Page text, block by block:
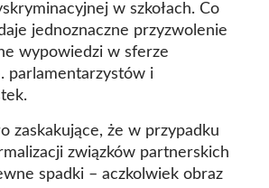
w szkołach. Co
jednoznaczne przyzwolenie
wypowiedzi w sferze
parlamentarzystów i
zaskakujące, że w przypadku
związków partnerskich
spadki – aczkolwiek obraz